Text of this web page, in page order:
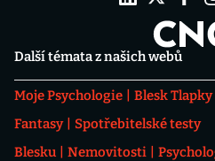
Další témata z našich webů
Moje Psychologie Blesk Tlapky
Fantasy
Spotřebitelské testy
Blesku
Nemovitosti